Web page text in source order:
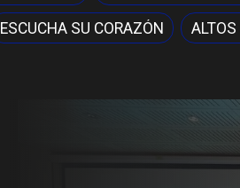
ESCUCHA SU CORAZÓN ALTOS